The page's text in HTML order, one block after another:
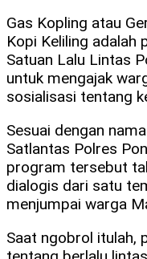
Gas Kopling atau
Kopi Keliling adalah
Satuan Lalu Lintas
untuk mengajak
sosialisasi tentang
Sesuai dengan
Satlantas Polres
program tersebut
dialogis dari satu
menjumpai warga
Saat ngobrol itulah,